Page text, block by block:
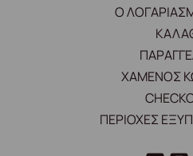
Ο
ΧΑΜΕΝΟΣ
ΠΕΡΙΟΧΕΣ